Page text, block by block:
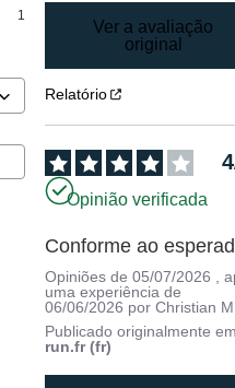
1
Ver a avaliação
original
Relatório
4
Opinião verificada
Conforme ao
Opiniões de05/07/2026 ,
uma experiência de
06/06/2026 porChristian
Publicado originalmente
run.fr (fr)